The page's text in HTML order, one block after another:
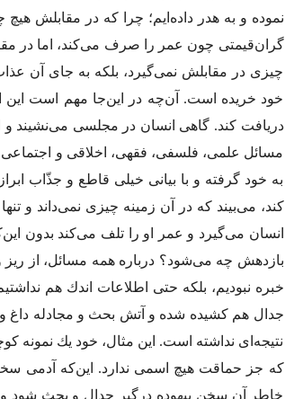
نموده و به هدر داده‌ایم؛ چرا كه در مقابلش
گران‌قیمتى چون عمر را صرف مى‌كند، اما در
چیزى در مقابلش نمى‌گیرد، بلكه به جاى آن
خود خریده است. آن‌چه در این‌جا مهم است این
دریافت كند. گاهى انسان در مجلسى مى‌نشیند و
مسائل علمى، فلسفى، فقهى، اخلاقى و
به خود گرفته و با بیانى خیلى قاطع و جذّاب
كند، مى‌بیند كه در آن زمینه چیزى نمى‌داند و
انسان مى‌گیرد و عمر او را تلف مى‌كند بدون
بازدهش چه مى‌شود؟ درباره همه مسائل، از ریز و
خبره نبودیم، بلكه حتى اطلاعات اندك هم
جدال هم كشیده شده و آتش بحث و مجادله
نتیجه‌اى نداشته است. این مثال، خود یك نمونه
كه جز حماقت هیچ اسمى ندارد. این‌كه آدمى
خاطر آن سخن بیهوده درگیر جدال و بحث شود و